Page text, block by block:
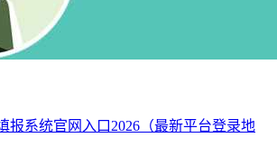
报系统官网入口2026（最新平台登录地